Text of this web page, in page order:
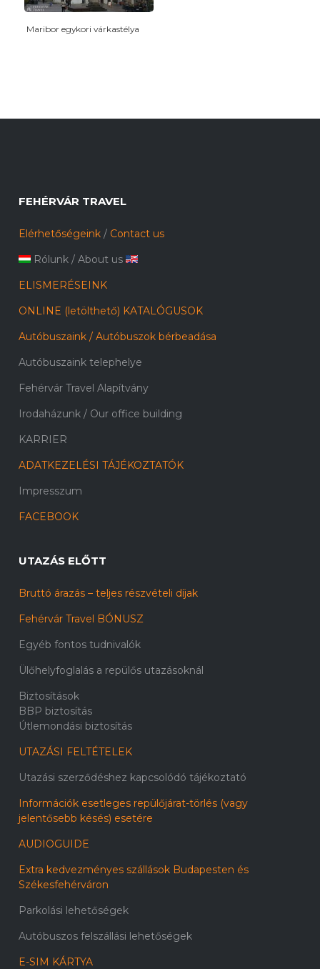
Maribor egykori várkastélya
FEHÉRVÁR TRAVEL
Elérhetőségeink / Contact us
Rólunk /About us
ELISMERÉSEINK
ONLINE (letölthető) KATALÓGUSOK
Autóbuszaink / Autóbuszok bérbeadása
Autóbuszaink telephelye
Fehérvár Travel Alapítvány
Irodaházunk / Our office building
KARRIER
ADATKEZELÉSI TÁJÉKOZTATÓK
Impresszum
FACEBOOK
UTAZÁS ELŐTT
Bruttó árazás – teljes részvételi díjak
Fehérvár Travel BÓNUSZ
Egyéb fontos tudnivalók
Ülőhelyfoglalás a repülős utazásoknál
Biztosítások
BBP biztosítás
Útlemondási biztosítás
UTAZÁSI FELTÉTELEK
Utazási szerződéshez kapcsolódó tájékoztató
Információk esetleges repülőjárat-törlés (vagy
jelentősebb késés) esetére
AUDIOGUIDE
Extra kedvezményes szállások Budapesten és
Székesfehérváron
Parkolási lehetőségek
Autóbuszos felszállási lehetőségek
E-SIM KÁRTYA